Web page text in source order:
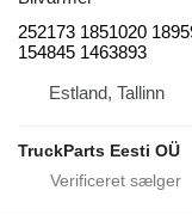
252173 1851020
154845 1463893
Estland, Tallinn
TruckParts Eesti OÜ